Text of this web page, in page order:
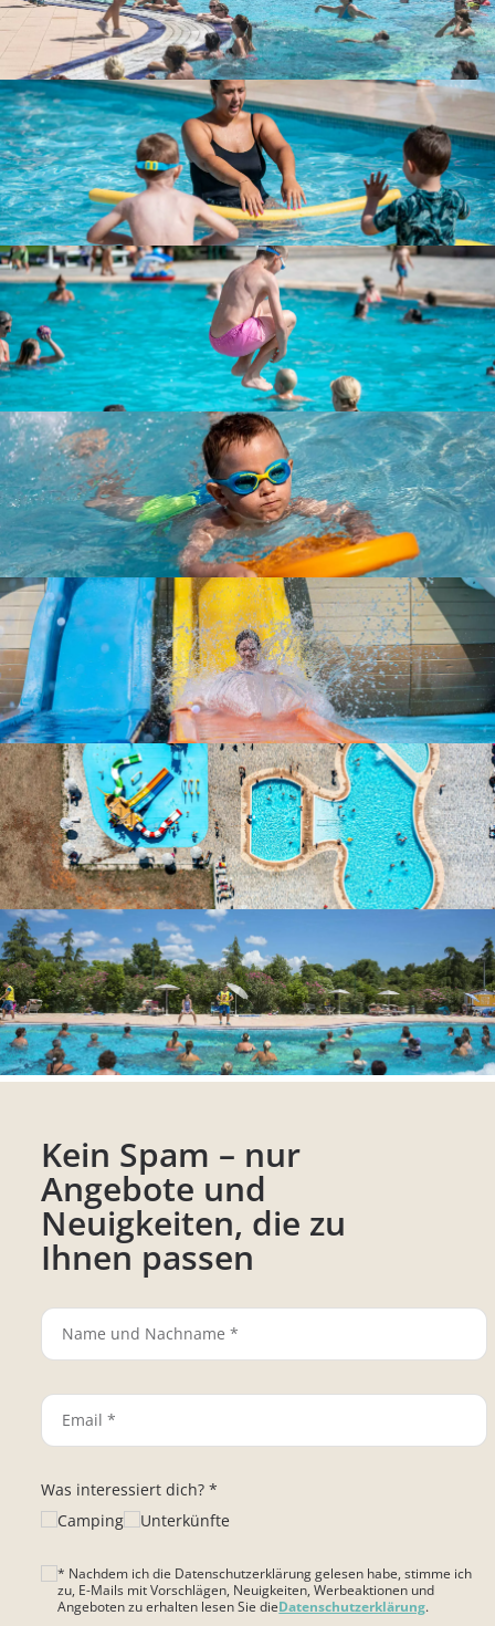
12
Kein Spam – nur
Angebote und
Neuigkeiten, die zu
Ihnen passen
Was interessiert dich? *
Camping
Unterkünfte
* Nachdem ich die Datenschutzerklärung gelesen habe, stimme ich
zu, E-Mails mit Vorschlägen, Neuigkeiten, Werbeaktionen und
Angeboten zu erhalten lesen Sie dieDatenschutzerklärung.